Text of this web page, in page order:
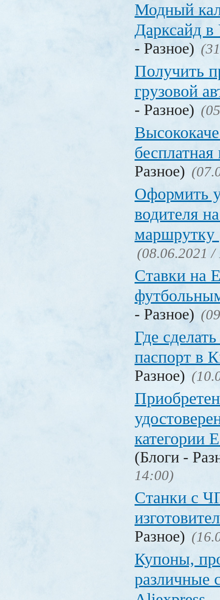
Модный
Дарксайд в
- Разное)
Получить
грузовой
- Разное)
Разное)
Оформить
водителя
маршрутку
(08.06.2021 /
Ставки на
- Разное)
Где
паспорт в
Разное)
категории
(Блоги -
14:00)
Станки с
Разное)
Купоны,
различные